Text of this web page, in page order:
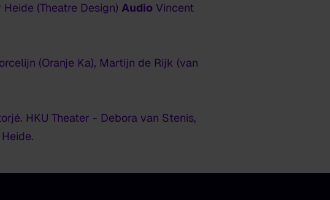
(Theatre Design) Audio Vincent
(Oranje Ka), Martijn de Rijk (van
HKU Theater - Debora van Stenis,